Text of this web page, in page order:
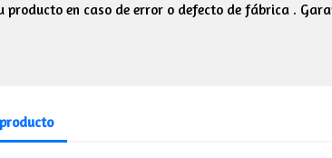
producto en caso de error o defecto de fábrica .